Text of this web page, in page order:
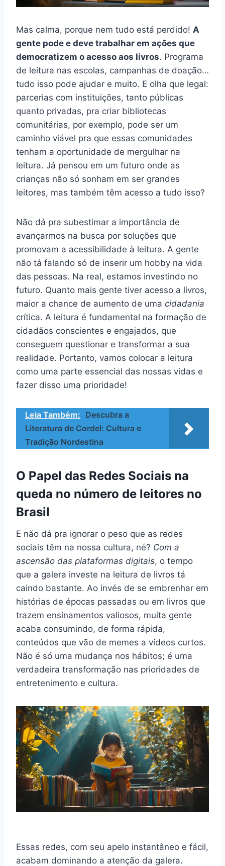
Mas calma, porque nem tudo está perdido! A
gente pode e deve trabalhar em ações que
democratizem o acesso aos livros. Programa
de leitura nas escolas, campanhas de doação…
tudo isso pode ajudar e muito. E olha que legal:
parcerias com instituições, tanto públicas
quanto privadas, pra criar bibliotecas
comunitárias, por exemplo, pode ser um
caminho viável pra que essas comunidades
tenham a oportunidade de mergulhar na
leitura. Já pensou em um futuro onde as
crianças não só sonham em ser grandes
leitores, mas também têm acesso a tudo isso?
Não dá pra subestimar a importância de
avançarmos na busca por soluções que
promovam a acessibilidade à leitura. A gente
não tá falando só de inserir um hobby na vida
das pessoas. Na real, estamos investindo no
futuro. Quanto mais gente tiver acesso a livros,
maior a chance de aumento de uma cidadania
crítica. A leitura é fundamental na formação de
cidadãos conscientes e engajados, que
conseguem questionar e transformar a sua
realidade. Portanto, vamos colocar a leitura
como uma parte essencial das nossas vidas e
fazer disso uma prioridade!
Leia Também: Descubra a
Literatura de Cordel: Cultura e
Tradição Nordestina
O Papel das Redes Sociais na
queda no número de leitores no
Brasil
E não dá pra ignorar o peso que as redes
sociais têm na nossa cultura, né? Com a
ascensão das plataformas digitais, o tempo
que a galera investe na leitura de livros tá
caindo bastante. Ao invés de se embrenhar em
histórias de épocas passadas ou em livros que
trazem ensinamentos valiosos, muita gente
acaba consumindo, de forma rápida,
conteúdos que vão de memes a vídeos curtos.
Não é só uma mudança nos hábitos; é uma
verdadeira transformação nas prioridades de
entretenimento e cultura.
Essas redes, com seu apelo instantâneo e fácil,
acabam dominando a atenção da galera.